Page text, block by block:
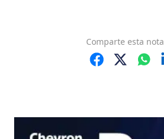
Comparte esta nota